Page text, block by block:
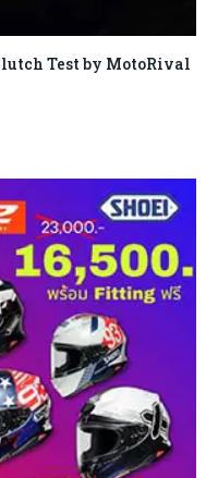
Test by MotoRival